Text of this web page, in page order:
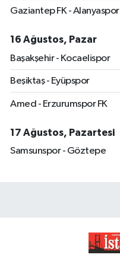
Gaziantep FK - Alanyaspor
16 Ağustos, Pazar
Başakşehir - Kocaelispor
Beşiktaş - Eyüpspor
Amed - Erzurumspor FK
17 Ağustos, Pazartesi
Samsunspor - Göztepe